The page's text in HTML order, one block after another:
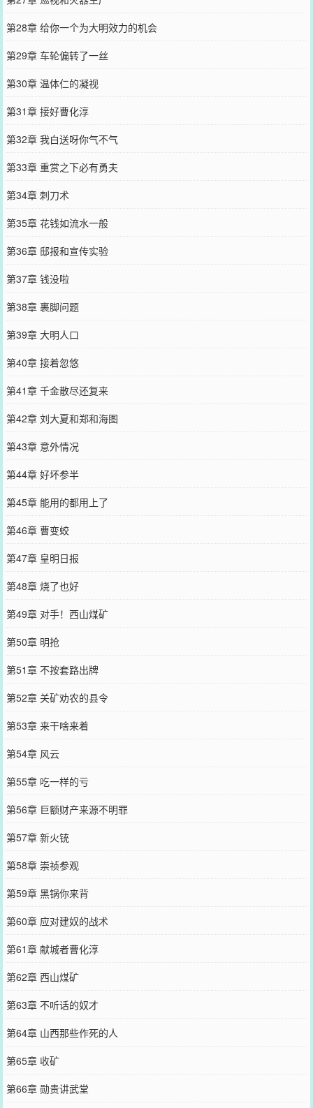
第28章 给你一个为大明效力的机会
第29章 车轮偏转了一丝
第30章 温体仁的凝视
第31章 接好曹化淳
第32章 我白送呀你气不气
第33章 重赏之下必有勇夫
第34章 刺刀术
第35章 花钱如流水一般
第36章 邸报和宣传实验
第37章 钱没啦
第38章 裹脚问题
第39章 大明人口
第40章 接着忽悠
第41章 千金散尽还复来
第42章 刘大夏和郑和海图
第43章 意外情况
第44章 好坏参半
第45章 能用的都用上了
第46章 曹变蛟
第47章 皇明日报
第48章 烧了也好
第49章 对手！西山煤矿
第50章 明抢
第51章 不按套路出牌
第52章 关矿劝农的县令
第53章 来干啥来着
第54章 风云
第55章 吃一样的亏
第56章 巨额财产来源不明罪
第57章 新火铳
第58章 崇祯参观
第59章 黑锅你来背
第60章 应对建奴的战术
第61章 献城者曹化淳
第62章 西山煤矿
第63章 不听话的奴才
第64章 山西那些作死的人
第65章 收矿
第66章 勋贵讲武堂